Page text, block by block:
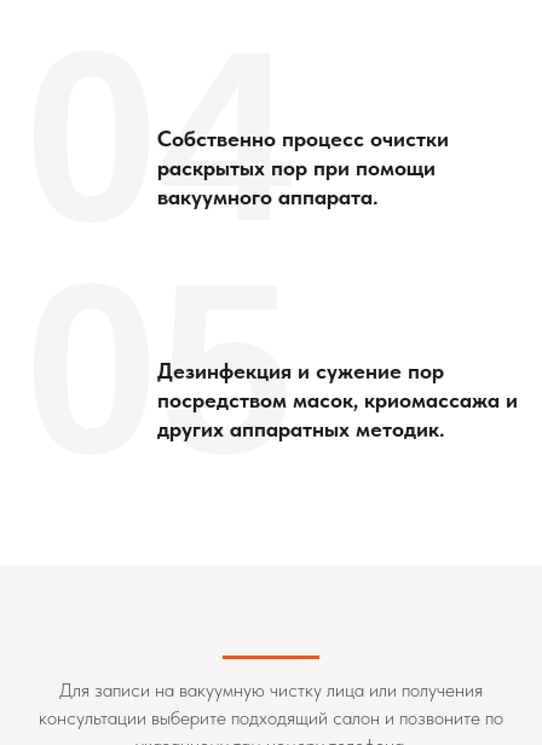
Собственно процесс очистки
раскрытых пор при помощи
вакуумного аппарата.
04
Дезинфекция и сужение пор
посредством масок, криомассажа и
других аппаратных методик.
05
Для записи на вакуумную чистку лица или получения
консультации выберите подходящий салон и позвоните по